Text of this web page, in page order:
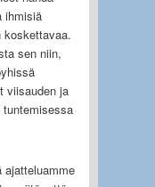
ihmisiä
sen niin,
viisauden ja
ajatteluamme